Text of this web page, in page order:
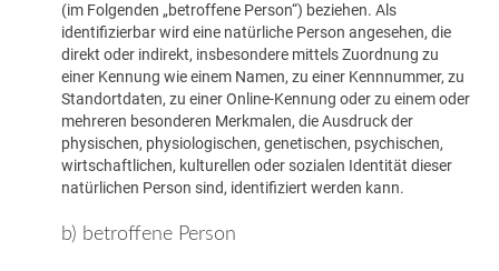
(im Folgenden „betroffene Person“) beziehen. Als
identifizierbar wird eine natürliche Person angesehen, die
direkt oder indirekt, insbesondere mittels Zuordnung zu
einer Kennung wie einem Namen, zu einer Kennnummer, zu
Standortdaten, zu einer Online-Kennung oder zu einem oder
mehreren besonderen Merkmalen, die Ausdruck der
physischen, physiologischen, genetischen, psychischen,
wirtschaftlichen, kulturellen oder sozialen Identität dieser
natürlichen Person sind, identifiziert werden kann.
b) betroffene Person